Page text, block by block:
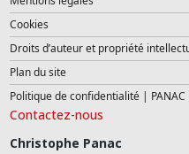
Cookies
Droits d’auteur et propriété
Plan du site
Politique de confidentialité | PANAC
Contactez-nous
Christophe Panac